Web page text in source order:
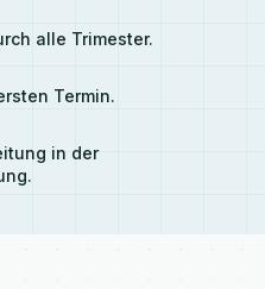
alle Trimester.
Termin.
in der